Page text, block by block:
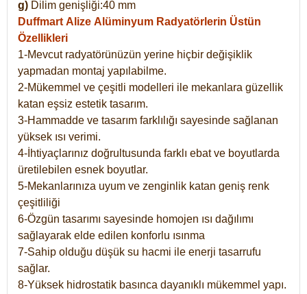
g) Dilim genişliği:40 mm
Duffmart Alize Alüminyum Radyatörlerin Üstün
Özellikleri
1-Mevcut radyatörünüzün yerine hiçbir değişiklik
yapmadan montaj yapılabilme.
2-Mükemmel ve çeşitli modelleri ile mekanlara güzellik
katan eşsiz estetik tasarım.
3-Hammadde ve tasarım farklılığı sayesinde sağlanan
yüksek ısı verimi.
4-İhtiyaçlarınız doğrultusunda farklı ebat ve boyutlarda
üretilebilen esnek boyutlar.
5-Mekanlarınıza uyum ve zenginlik katan geniş renk
çeşitliliği
6-Özgün tasarımı sayesinde homojen ısı dağılımı
sağlayarak elde edilen konforlu ısınma
7-Sahip olduğu düşük su hacmi ile enerji tasarrufu
sağlar.
8-Yüksek hidrostatik basınca dayanıklı mükemmel yapı.